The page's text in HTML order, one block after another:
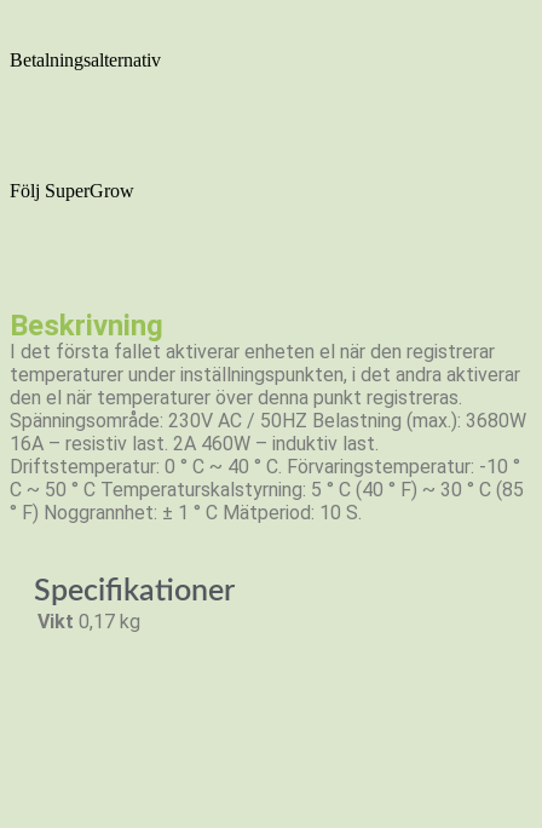
Betalningsalternativ
Följ SuperGrow
Beskrivning
I det första fallet aktiverar enheten el när den registrerar
temperaturer under inställningspunkten, i det andra aktiverar
den el när temperaturer över denna punkt registreras.
Spänningsområde: 230V AC / 50HZ Belastning (max.): 3680W
16A – resistiv last. 2A 460W – induktiv last.
Driftstemperatur: 0 ° C ~ 40 ° C. Förvaringstemperatur: -10 °
C ~ 50 ° C Temperaturskalstyrning: 5 ° C (40 ° F) ~ 30 ° C (85
° F) Noggrannhet: ± 1 ° C Mätperiod: 10 S.
Specifikationer
Vikt 0,17 kg